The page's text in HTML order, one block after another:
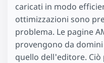
caricati in modo
ottimizzazioni sono
problema. Le pagine
provengono da
quello dell'editore.